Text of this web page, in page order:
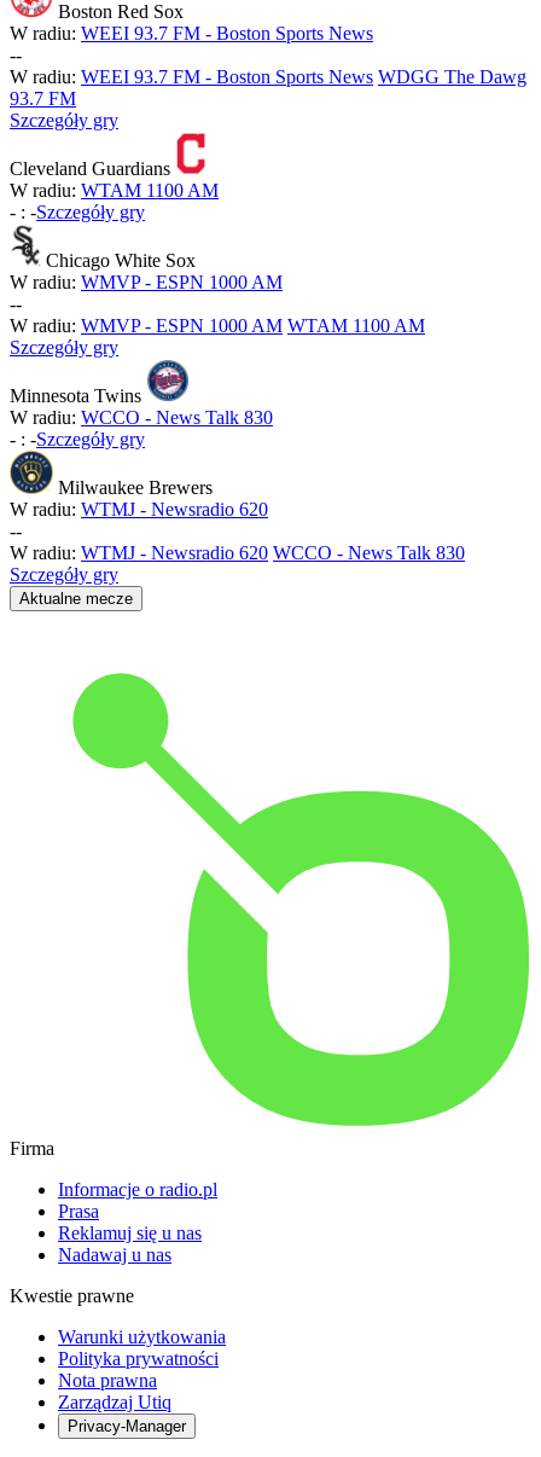
Boston Red Sox
W radiu: WEEI 93.7 FM - Boston Sports News
--
W radiu: WEEI 93.7 FM - Boston Sports News WDGG The Dawg
93.7 FM
Szczegóły gry
Cleveland Guardians
W radiu: WTAM 1100 AM
- : -Szczegóły gry
Chicago White Sox
W radiu: WMVP - ESPN 1000 AM
--
W radiu: WMVP - ESPN 1000 AM WTAM 1100 AM
Szczegóły gry
Minnesota Twins
W radiu: WCCO - News Talk 830
- : -Szczegóły gry
Milwaukee Brewers
W radiu: WTMJ - Newsradio 620
--
W radiu: WTMJ - Newsradio 620 WCCO - News Talk 830
Szczegóły gry
Aktualne mecze
Firma
Informacje o radio.pl
Prasa
Reklamuj się u nas
Nadawaj u nas
Kwestie prawne
Warunki użytkowania
Polityka prywatności
Nota prawna
Zarządzaj Utiq
Privacy-Manager